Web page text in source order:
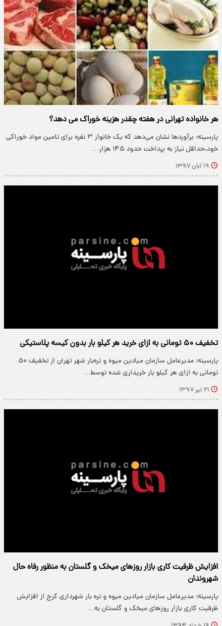
هر خانواده تهرانی در هفته چقدر هزینه خوراک می دهد؟
پارسینه: برآوردها نشان می‌دهد که یک خانوار ۳ نفره برای تامین مواد خوراکی
خود،حداقل نیاز به پرداخت حدود ۱۴۵ هزار…
۱۹ آبان ۱۳۹۷
تخفیف ۵۰ تومانی به ازای خرید هر کیلو بار بدون کیسه پلاستیکی
پارسینه: مدیرعامل سازمان میادین میوه و تره‌بار شهر تهران از تخفیف ۵۰
تومانی به ازای هر کیلو بار خریداری شده توسط…
۲۱ تیر ۱۳۹۷
افزایش ظرفیت کاری بازار روزهای میخک و گلستان به منظور رفاه حال
شهروندان
پارسینه: مدیرعامل سازمان میادین میوه و تره بار شهرداری کرج از افزایش
ظرفیت کاری بازار روزهای میخک و گلستان به…